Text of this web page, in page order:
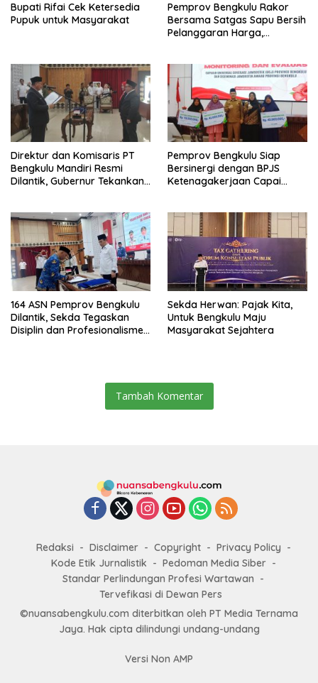
Bupati Rifai Cek Ketersedia
Pupuk untuk Masyarakat
Pemprov Bengkulu Rakor
Bersama Satgas Sapu Bersih
Pelanggaran Harga,
Masih Jadi Sorotan
Direktur dan Komisaris PT
Bengkulu Mandiri Resmi
Dilantik, Gubernur Tekankan
Pemprov Bengkulu Siap
Bersinergi dengan BPJS
Ketenagakerjaan Capai
164 ASN Pemprov Bengkulu
Dilantik, Sekda Tegaskan
Disiplin dan Profesionalisme
Sekda Herwan: Pajak Kita,
Untuk Bengkulu Maju
Masyarakat Sejahtera
Tambah Komentar
Redaksi Disclaimer Copyright
Privacy Policy
Kode Etik Jurnalistik
Pedoman Media Siber
Standar Perlindungan Profesi Wartawan
Tervefikasi di Dewan Pers
©nuansabengkulu.com diterbitkan oleh PT Media Ternama
Jaya. Hak cipta dilindungi undang-undang
Versi Non AMP